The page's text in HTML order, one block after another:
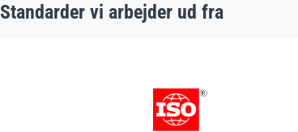
Standarder vi arbejder ud fra